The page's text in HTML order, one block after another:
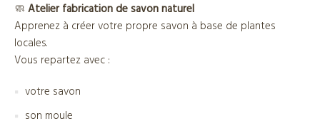
🧼 Atelier fabrication de savon naturel
Apprenez à créer votre propre savon à base de plantes
locales.
Vous repartez avec :
votre savon
son moule